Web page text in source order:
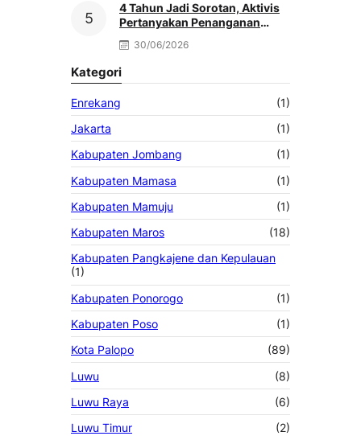
4 Tahun Jadi Sorotan, Aktivis
Pertanyakan Penanganan
G di Palopo
30/06/2026
Kategori
Enrekang
(1)
Jakarta
(1)
Kabupaten Jombang
(1)
Kabupaten Mamasa
(1)
Kabupaten Mamuju
(1)
Kabupaten Maros
(18)
Kabupaten Pangkajene dan Kepulauan
(1)
Kabupaten Ponorogo
(1)
Kabupaten Poso
(1)
Kota Palopo
(89)
Luwu
(8)
Luwu Raya
(6)
Luwu Timur
(2)